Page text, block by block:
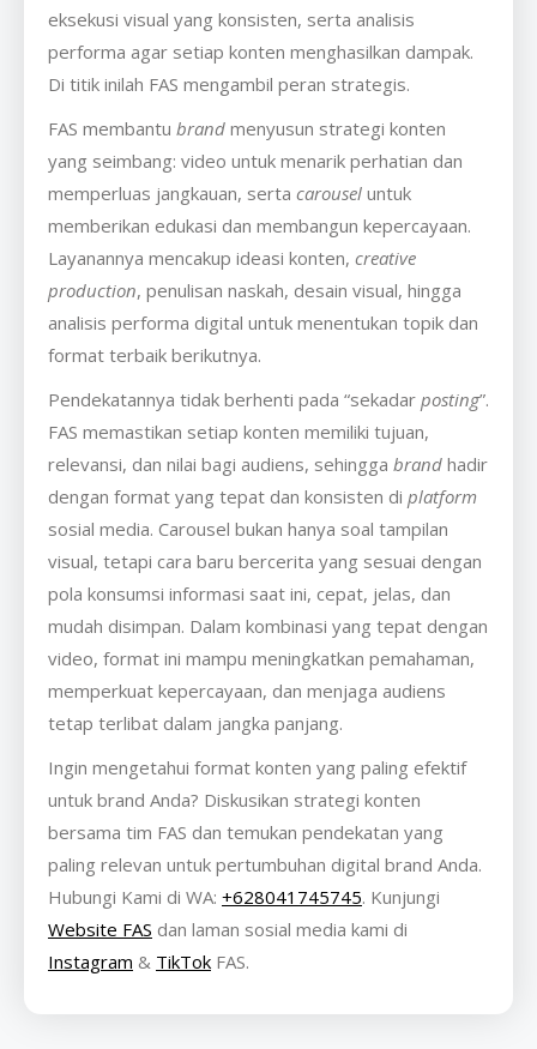
eksekusi visual yang konsisten, serta analisis
performa agar setiap konten menghasilkan dampak.
Di titik inilah FAS mengambil peran strategis.
FAS membantu brand menyusun strategi konten
yang seimbang: video untuk menarik perhatian dan
memperluas jangkauan, serta carousel untuk
memberikan edukasi dan membangun kepercayaan.
Layanannya mencakup ideasi konten, creative
production, penulisan naskah, desain visual, hingga
analisis performa digital untuk menentukan topik dan
format terbaik berikutnya.
Pendekatannya tidak berhenti pada “sekadar posting”.
FAS memastikan setiap konten memiliki tujuan,
relevansi, dan nilai bagi audiens, sehingga brand hadir
dengan format yang tepat dan konsisten di platform
sosial media. Carousel bukan hanya soal tampilan
visual, tetapi cara baru bercerita yang sesuai dengan
pola konsumsi informasi saat ini, cepat, jelas, dan
mudah disimpan. Dalam kombinasi yang tepat dengan
video, format ini mampu meningkatkan pemahaman,
memperkuat kepercayaan, dan menjaga audiens
tetap terlibat dalam jangka panjang.
Ingin mengetahui format konten yang paling efektif
untuk brand Anda? Diskusikan strategi konten
bersama tim FAS dan temukan pendekatan yang
paling relevan untuk pertumbuhan digital brand Anda.
Hubungi Kami di WA: +628041745745. Kunjungi
Website FAS dan laman sosial media kami di
Instagram & TikTok FAS.